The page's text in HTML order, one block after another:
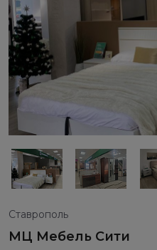
Ставрополь
МЦ Мебель Сити